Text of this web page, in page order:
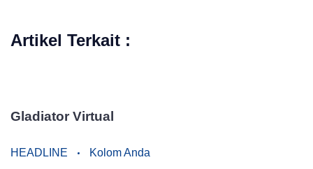
Artikel Terkait :
Gladiator Virtual
HEADLINE Kolom Anda